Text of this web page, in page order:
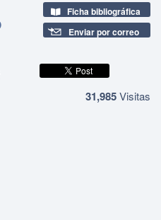
Ficha bibliográfica
Enviar por correo
31,985Visitas